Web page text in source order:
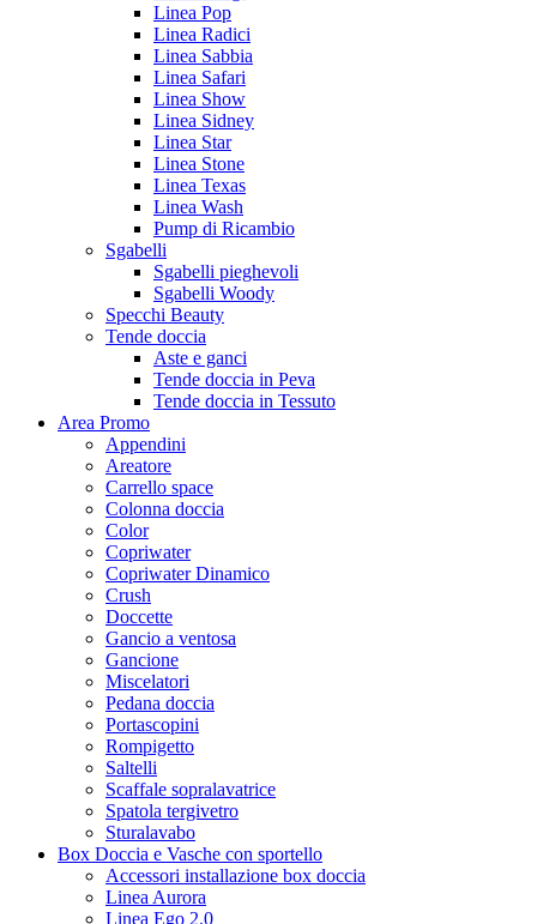
Linea Pop
Linea Radici
Linea Sabbia
Linea Safari
Linea Show
Linea Sidney
Linea Star
Linea Stone
Linea Texas
Linea Wash
Pump di Ricambio
Sgabelli
Sgabelli pieghevoli
Sgabelli Woody
Specchi Beauty
Tende doccia
Aste e ganci
Tende doccia in Peva
Tende doccia in Tessuto
Area Promo
Appendini
Areatore
Carrello space
Colonna doccia
Color
Copriwater
Copriwater Dinamico
Crush
Doccette
Gancio a ventosa
Gancione
Miscelatori
Pedana doccia
Portascopini
Rompigetto
Saltelli
Scaffale sopralavatrice
Spatola tergivetro
Sturalavabo
Box Doccia e Vasche con sportello
Accessori installazione box doccia
Linea Aurora
Linea Ego 2.0